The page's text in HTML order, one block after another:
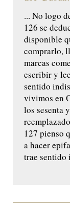
... No logo
126 se
disponible
comprarlo,
marcas
escribir y
sentido
vivimos en
los sesenta
127 pienso
a hacer
trae sentido